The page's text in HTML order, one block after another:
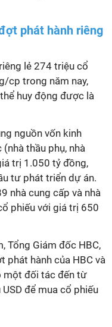
phát hành riêng
lẻ 274 triệu cổ
cp trong năm nay,
huy động được là
nguồn vốn kinh
thầu phụ, nhà
trị 1.050 tỷ đồng,
tư phát triển dự án.
nhà cung cấp và nhà
phiếu với giá trị 650
Tổng Giám đốc HBC,
phát hành của HBC và
một đối tác đến từ
để mua cổ phiếu